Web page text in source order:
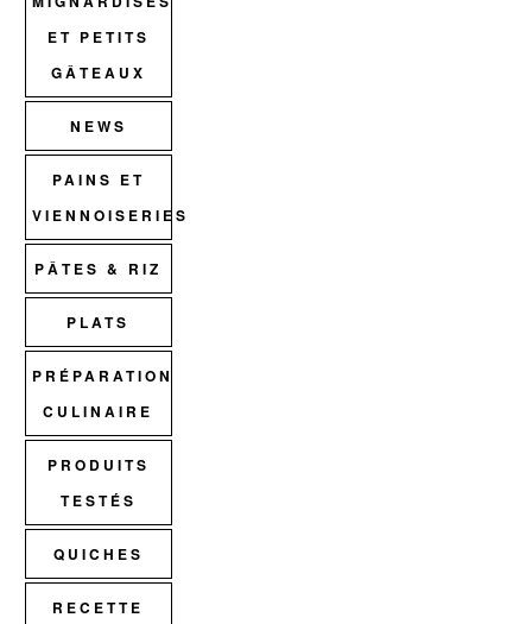
ET PETITS
GÂTEAUX
NEWS
PAINS ET
VIENNOISERIES
PÂTES & RIZ
PLATS
PRÉPARATION
CULINAIRE
PRODUITS
TESTÉS
QUICHES
RECETTE